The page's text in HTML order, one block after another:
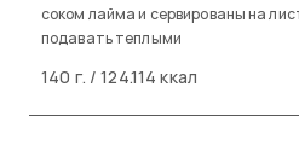
соком лайма и сервированы на
подавать теплыми
140 г. / 124.114 ккал